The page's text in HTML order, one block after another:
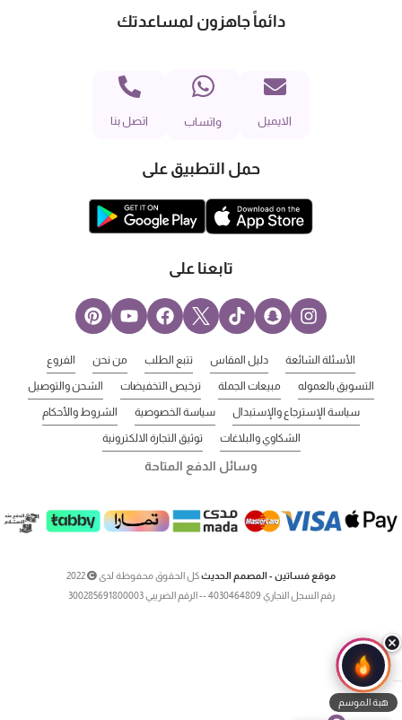
دائماً جاهزون لمساعدتك
الايميل واتساب اتصل بنا
حمل التطبيق على
تابعنا على
الأسئلة الشائعة دليل المقاس تتبع الطلب من نحن الفروع
التسويق بالعموله مبيعات الجملة ترخيص التخفيضات الشحن والتوصيل
سياسة الإسترجاع والإستبدال سياسة الخصوصية الشروط والأحكام
الشكاوي والبلاغات توثيق التجارة الالكترونية
وسائل الدفع المتاحة
موقع فساتين - المصمم الحديثكل الحقوق محفوظة لدى
2022
رقم السجل التجاري 4030464809 -- الرقم الضريبي 300285691800003
هبة الموسم